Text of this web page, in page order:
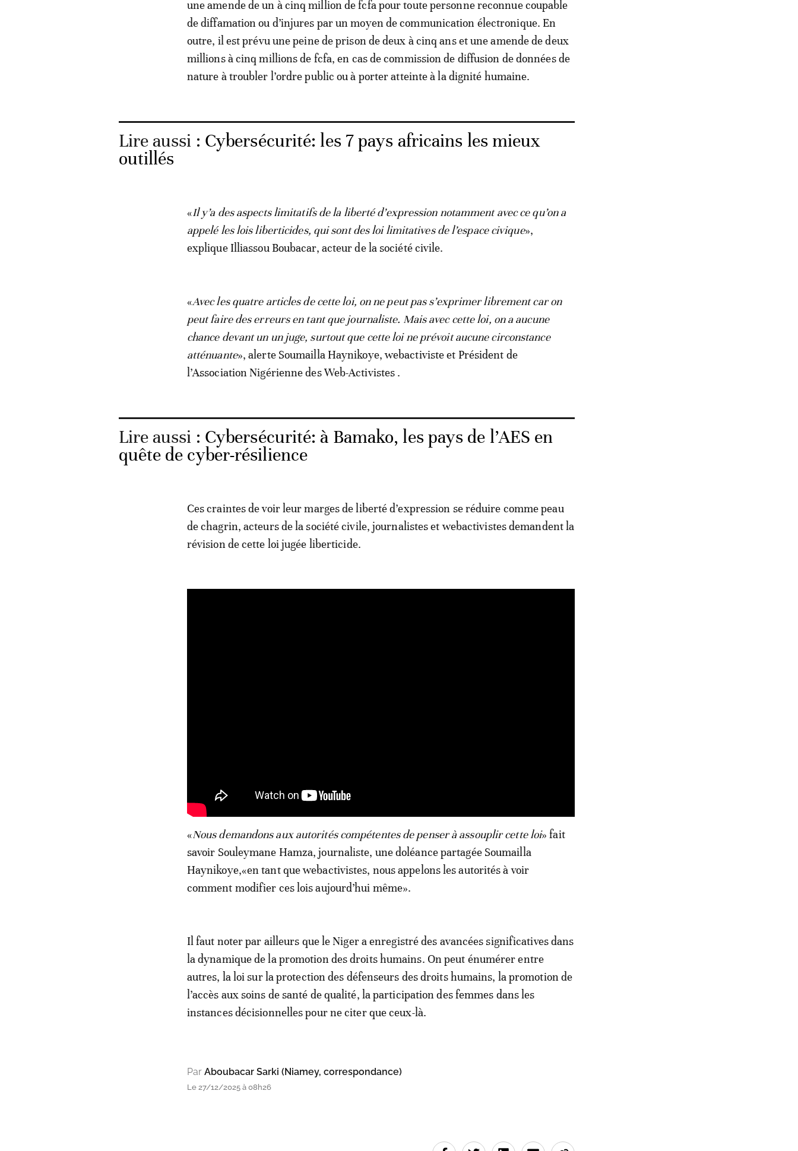
une amende de un à cinq million de fcfa pour toute personne reconnue coupable
de diffamation ou d’injures par un moyen de communication électronique. En
outre, il est prévu une peine de prison de deux à cinq ans et une amende de deux
millions à cinq millions de fcfa, en cas de commission de diffusion de données de
nature à troubler l’ordre public ou à porter atteinte à la dignité humaine.
Lire aussi : Cybersécurité: les 7 pays africains les mieux
outillés
«Il y’a des aspects limitatifs de la liberté d’expression notamment avec ce qu’on a
appelé les lois liberticides, qui sont des loi limitatives de l’espace civique»,
explique Illiassou Boubacar, acteur de la société civile.
«Avec les quatre articles de cette loi, on ne peut pas s’exprimer librement car on
peut faire des erreurs en tant que journaliste. Mais avec cette loi, on a aucune
chance devant un un juge, surtout que cette loi ne prévoit aucune circonstance
atténuante», alerte Soumailla Haynikoye, webactiviste et Président de
l’Association Nigérienne des Web-Activistes .
Lire aussi : Cybersécurité: à Bamako, les pays de l’AES en
quête de cyber-résilience
Ces craintes de voir leur marges de liberté d’expression se réduire comme peau
de chagrin, acteurs de la société civile, journalistes et webactivistes demandent la
révision de cette loi jugée liberticide.
«Nous demandons aux autorités compétentes de penser à assouplir cette loi» fait
savoir Souleymane Hamza, journaliste, une doléance partagée Soumailla
Haynikoye,«en tant que webactivistes, nous appelons les autorités à voir
comment modifier ces lois aujourd’hui même».
Il faut noter par ailleurs que le Niger a enregistré des avancées significatives dans
la dynamique de la promotion des droits humains. On peut énumérer entre
autres, la loi sur la protection des défenseurs des droits humains, la promotion de
l’accès aux soins de santé de qualité, la participation des femmes dans les
instances décisionnelles pour ne citer que ceux-là.
Par Aboubacar Sarki (Niamey, correspondance)
Le 27/12/2025 à 08h26